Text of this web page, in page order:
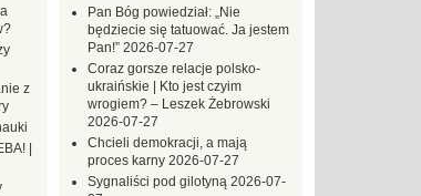
Pan Bóg powiedział: „Nie
będziecie się tatuować. Ja jestem
Pan!” 2026-07-27
Coraz gorsze relacje polsko-
ukraińskie | Kto jest czyim
wrogiem? – Leszek Żebrowski
2026-07-27
Chcieli demokracji, a mają
proces karny 2026-07-27
Sygnaliści pod gilotyną 2026-07-
z
|